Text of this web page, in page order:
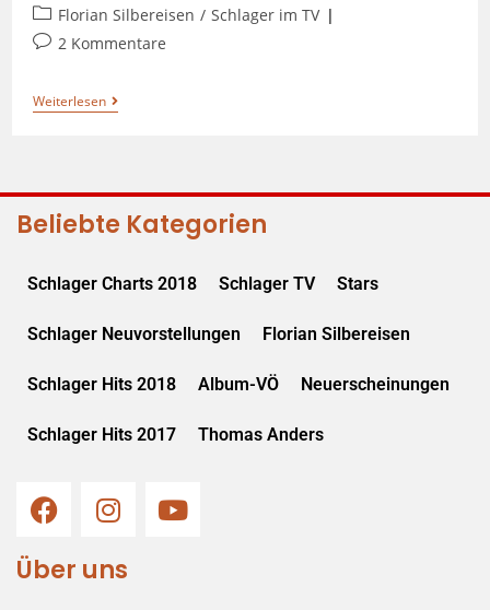
Florian Silbereisen / Schlager im TV
2 Kommentare
Weiterlesen
Beliebte Kategorien
Schlager Charts 2018 Schlager TV Stars
Schlager Neuvorstellungen Florian Silbereisen
Schlager Hits 2018 Album-VÖ Neuerscheinungen
Schlager Hits 2017 Thomas Anders
Über uns